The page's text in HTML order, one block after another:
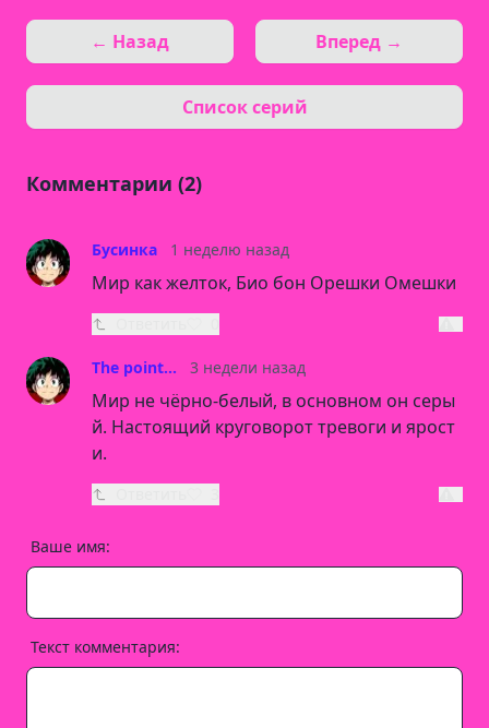
← Назад
Список серий
Вперед →
Комментарии (2)
Бусинка 1 неделю назад
Мир как желток, Био бон Орешки Омешки
The point... 3 недели назад
Мир не чёрно-белый, в основном он серы
й. Настоящий круговорот тревоги и ярост
и.
Ваше имя:
Текст комментария: